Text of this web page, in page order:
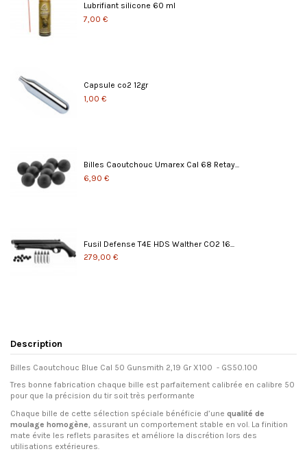
Lubrifiant silicone 60 ml
7,00 €
Capsule co2 12gr
1,00 €
Billes Caoutchouc Umarex Cal 68 Retay...
6,90 €
Fusil Defense T4E HDS Walther CO2 16...
279,00 €
Description
Billes Caoutchouc Blue Cal 50 Gunsmith 2,19 Gr X100 - GS50.100
Tres bonne fabrication chaque bille est parfaitement calibrée en calibre 50
pour que la précision du tir soit très performante
Chaque bille de cette sélection spéciale bénéficie d’une qualité de
moulage homogène, assurant un comportement stable en vol. La finition
mate évite les reflets parasites et améliore la discrétion lors des
utilisations extérieures.